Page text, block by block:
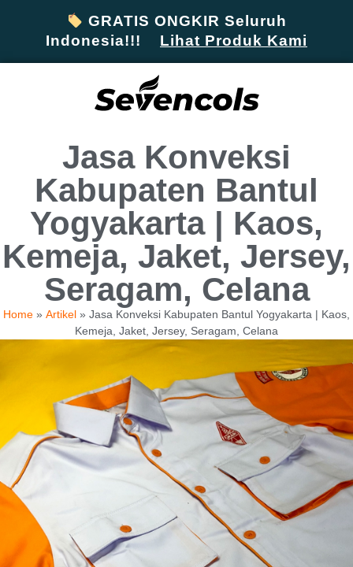
GRATIS ONGKIR Seluruh
Indonesia!!! Lihat Produk Kami
Jasa Konveksi
Kabupaten Bantul
Yogyakarta | Kaos,
Kemeja, Jaket, Jersey,
Seragam, Celana
Home » Artikel » Jasa Konveksi Kabupaten Bantul Yogyakarta | Kaos,
Kemeja, Jaket, Jersey, Seragam, Celana